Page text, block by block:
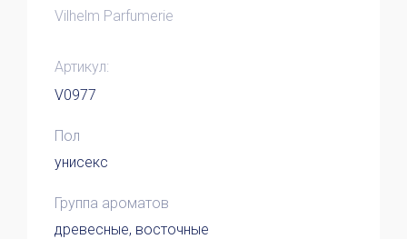
Vilhelm Parfumerie
Артикул:
V0977
Пол
унисекс
Группа ароматов
древесные, восточные